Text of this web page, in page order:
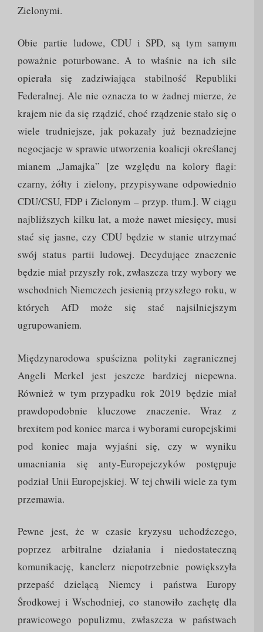
Zielonymi.
Obie partie ludowe, CDU i SPD, są tym samym
poważnie poturbowane. A to właśnie na ich sile
opierała się zadziwiająca stabilność Republiki
Federalnej. Ale nie oznacza to w żadnej mierze, że
krajem nie da się rządzić, choć rządzenie stało się o
wiele trudniejsze, jak pokazały już beznadziejne
negocjacje w sprawie utworzenia koalicji określanej
mianem „Jamajka” [ze względu na kolory flagi:
czarny, żółty i zielony, przypisywane odpowiednio
CDU/CSU, FDP i Zielonym – przyp. tłum.]. W ciągu
najbliższych kilku lat, a może nawet miesięcy, musi
stać się jasne, czy CDU będzie w stanie utrzymać
swój status partii ludowej. Decydujące znaczenie
będzie miał przyszły rok, zwłaszcza trzy wybory we
wschodnich Niemczech jesienią przyszłego roku, w
których AfD może się stać najsilniejszym
ugrupowaniem.
Międzynarodowa spuścizna polityki zagranicznej
Angeli Merkel jest jeszcze bardziej niepewna.
Również w tym przypadku rok 2019 będzie miał
prawdopodobnie kluczowe znaczenie. Wraz z
brexitem pod koniec marca i wyborami europejskimi
pod koniec maja wyjaśni się, czy w wyniku
umacniania się anty-Europejczyków postępuje
podział Unii Europejskiej. W tej chwili wiele za tym
przemawia.
Pewne jest, że w czasie kryzysu uchodźczego,
poprzez arbitralne działania i niedostateczną
komunikację, kanclerz niepotrzebnie powiększyła
przepaść dzielącą Niemcy i państwa Europy
Środkowej i Wschodniej, co stanowiło zachętę dla
prawicowego populizmu, zwłaszcza w państwach